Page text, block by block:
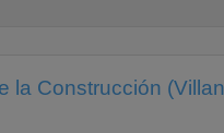
la Construcción